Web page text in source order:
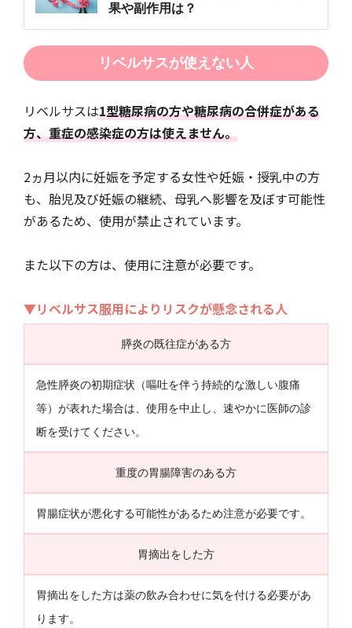
果や副作用は？
リベルサスが使えない人
リベルサスは1型糖尿病の方や糖尿病の合併症がある
方、重症の感染症の方は使えません。
2ヵ月以内に妊娠を予定する女性や妊娠・授乳中の方
も、胎児及び妊娠の継続、母乳へ影響を及ぼす可能性
があるため、使用が禁止されています。
また以下の方は、使用に注意が必要です。
▼リベルサス服用によりリスクが懸念される人
膵炎の既往症がある方
急性膵炎の初期症状（嘔吐を伴う持続的な激しい腹痛
等）が表れた場合は、使用を中止し、速やかに医師の診
断を受けてください。
重度の胃腸障害のある方
胃腸症状が悪化する可能性があるため注意が必要です。
胃摘出をした方
胃摘出をした方は薬の飲み合わせに気を付ける必要があ
ります。